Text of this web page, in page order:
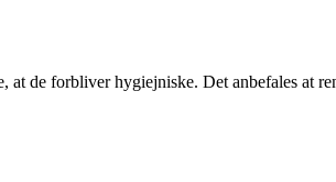
at de forbliver hygiejniske. Det anbefales